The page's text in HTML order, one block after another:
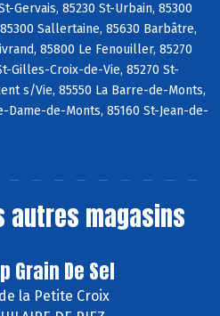
Gervais, 85230 St-Urbain, 85300
Sallertaine, 85630 Barbâtre,
85800 Le Fenouiller, 85270
Gilles-Croix-de-Vie, 85270 St-
s/Vie, 85550 La Barre-de-Monts,
de-Monts, 85160 St-Jean-de-
autres magasins
Grain De Sel
la Petite Croix